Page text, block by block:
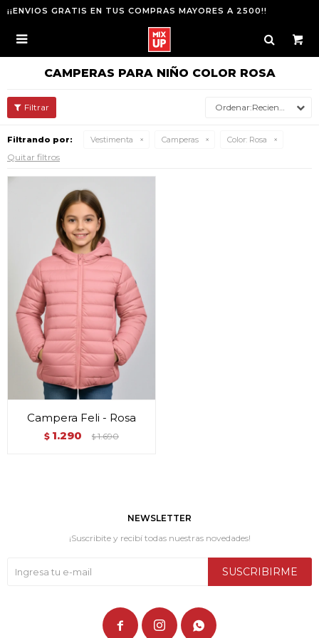
¡¡ENVIOS GRATIS EN TUS COMPRAS MAYORES A 2500!!

CAMPERAS PARA NIÑO COLOR ROSA
Recientes
Filtrando por: Vestimenta Camperas Color: Rosa
Quitar filtros
Campera Feli - Rosa
$ 1.290 $ 1.690
NEWSLETTER
¡Suscribite y recibí todas nuestras novedades!
SUSCRIBIRME
  